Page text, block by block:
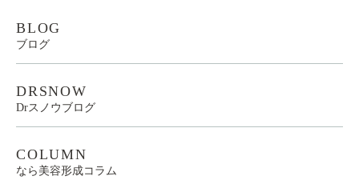
BLOG
ブログ
DRSNOW
Drスノウブログ
COLUMN
なら美容形成コラム